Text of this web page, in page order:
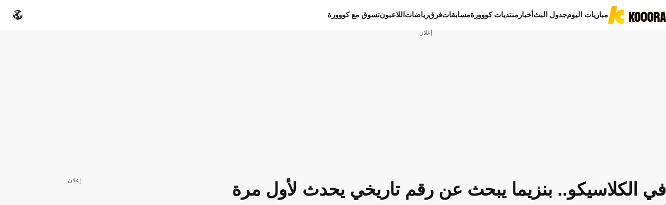
مباريات اليومجدول البثأخبار منتديات كووورةمسابقاتفرقرياضات اللاعبونتسوق مع كووورة
إعلان
في الكلاسيكو.. بنزيما يبحث عن رقم تاريخي يحدث لأول مرة إعلان